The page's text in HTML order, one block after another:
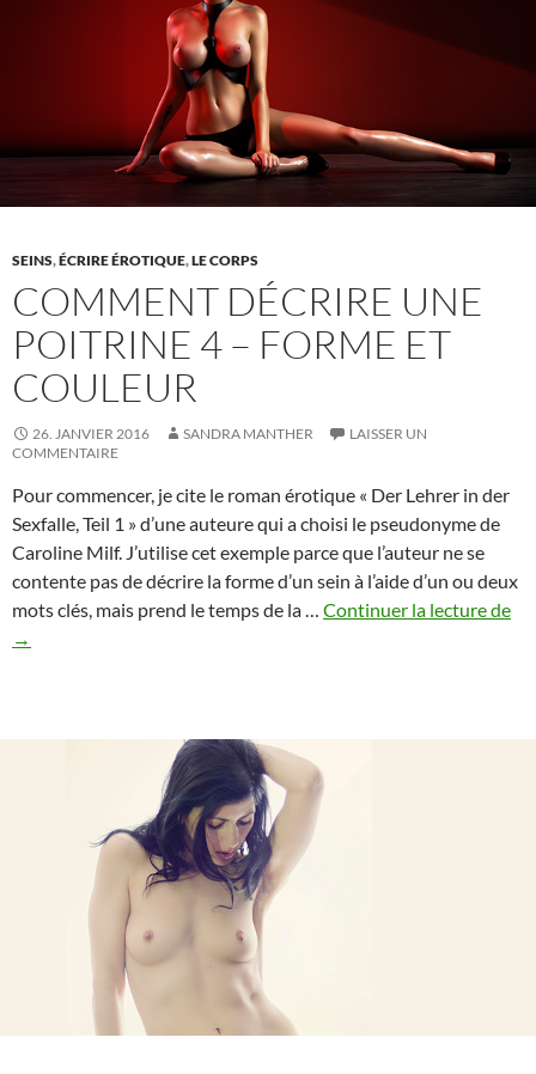
SEINS,ÉCRIRE ÉROTIQUE,LE CORPS
COMMENT DÉCRIRE UNE
POITRINE 4 – FORME ET
COULEUR
26. JANVIER 2016 SANDRA MANTHER
LAISSER UN
COMMENTAIRE
Pour commencer, je cite le roman érotique « Der Lehrer in der
Sexfalle, Teil 1 » d’une auteure qui a choisi le pseudonyme de
Caroline Milf. J’utilise cet exemple parce que l’auteur ne se
contente pas de décrire la forme d’un sein à l’aide d’un ou deux
mots clés, mais prend le temps de la … Continuer la lecture de
→